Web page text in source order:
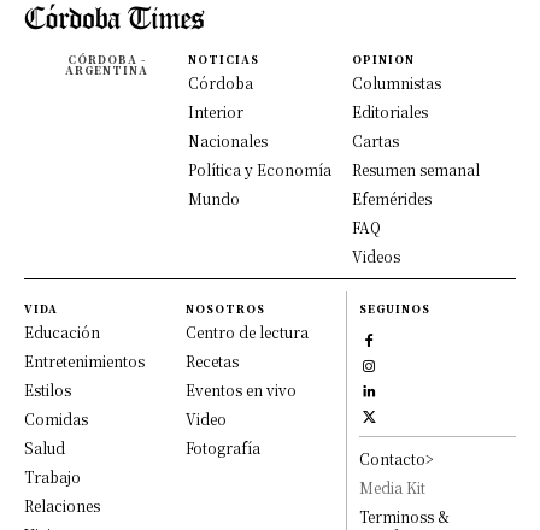
CÓRDOBA -
ARGENTINA
NOTICIAS
Córdoba
Interior
Nacionales
Política y Economía
Mundo
OPINION
Columnistas
Editoriales
Cartas
Resumen semanal
Efemérides
FAQ
Videos
VIDA
Educación
Entretenimientos
Estilos
Comidas
Salud
Trabajo
Relaciones
NOSOTROS
Centro de lectura
Recetas
Eventos en vivo
Video
Fotografía
SEGUINOS
Contacto>
Media Kit
Terminoss &